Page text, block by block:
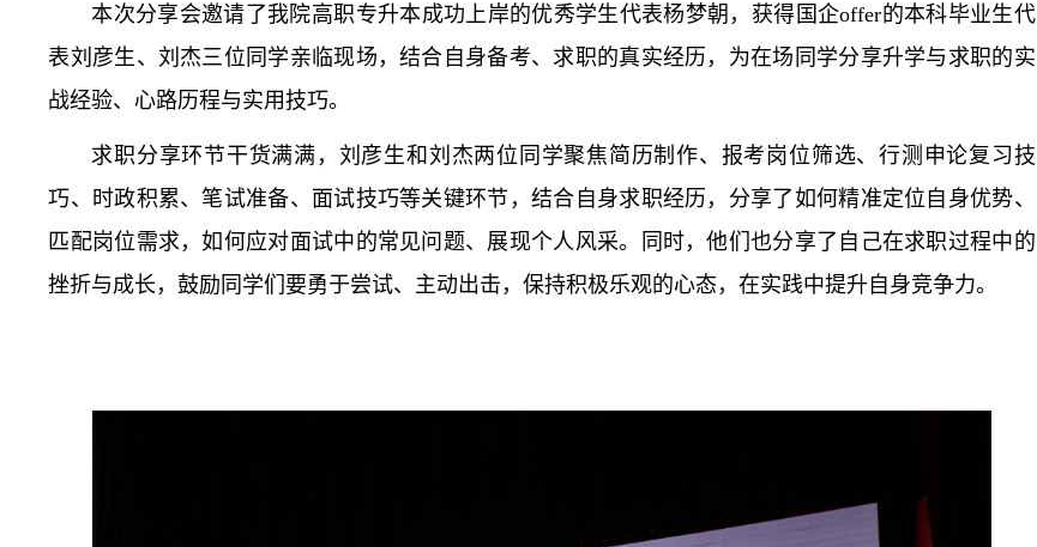
本次分享会邀请了我院高职专升本成功上岸的优秀学生代表杨梦朝，获得国企offer的本科毕业生代
表刘彦生、刘杰三位同学亲临现场，结合自身备考、求职的真实经历，为在场同学分享升学与求职的实
战经验、心路历程与实用技巧。
求职分享环节干货满满，刘彦生和刘杰两位同学聚焦简历制作、报考岗位筛选、行测申论复习技
巧、时政积累、笔试准备、面试技巧等关键环节，结合自身求职经历，分享了如何精准定位自身优势、
匹配岗位需求，如何应对面试中的常见问题、展现个人风采。同时，他们也分享了自己在求职过程中的
挫折与成长，鼓励同学们要勇于尝试、主动出击，保持积极乐观的心态，在实践中提升自身竞争力。